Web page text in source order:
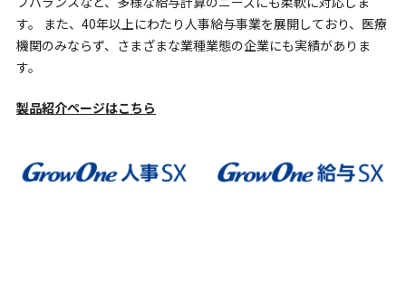
す。 また、40年以上にわたり人事給与事業を展開しており、医療
機関のみならず、さまざまな業種業態の企業にも実績がありま
す。
製品紹介ページはこちら